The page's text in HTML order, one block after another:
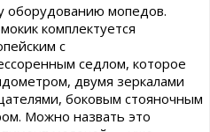
оборудованию мопедов.
комплектуется
с
седлом, которое
двумя зеркалами
боковым стояночным
Можно назвать это